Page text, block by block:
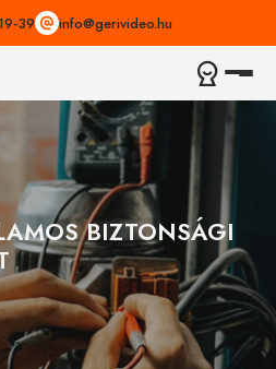
39 info@gerivideo.hu
BIZTONSÁGI